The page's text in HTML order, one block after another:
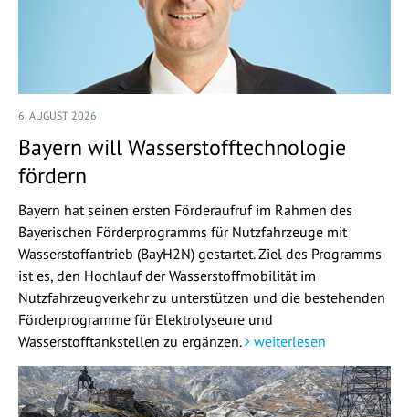
6. AUGUST 2026
Bayern will Wasserstofftechnologie
fördern
Bayern hat seinen ersten Förderaufruf im Rahmen des
Bayerischen Förderprogramms für Nutzfahrzeuge mit
Wasserstoffantrieb (BayH2N) gestartet. Ziel des Programms
ist es, den Hochlauf der Wasserstoffmobilität im
Nutzfahrzeugverkehr zu unterstützen und die bestehenden
Förderprogramme für Elektrolyseure und
Wasserstofftankstellen zu ergänzen.
weiterlesen